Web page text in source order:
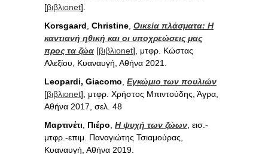
[βιβλιοnet].
Korsgaard Christine Οικεία πλάσματα: Η
καντιανή ηθική και οι υποχρεώσεις μας
προς τα ζώα [βιβλιοnet], μτφρ. Κώστας
Αλεξίου, Κυαναυγή, Αθήνα 2021.
Leopardi, Giacomo Εγκώμιο των πουλιών
[βιβλιοnet], μτφρ. Χρήστος Μπιντούδης, Άγρα,
Αθήνα 2017, σελ. 48
Μαρτινέτι
Πιέρο Η ψυχή των ζώων , εισ.-
μτφρ.-επιμ. Παναγιώτης Τσιαμούρας,
Κυαναυγή, Αθήνα 2019.